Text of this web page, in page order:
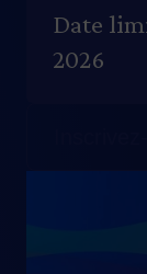
Date
2026